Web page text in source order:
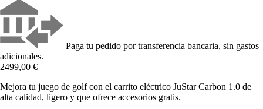
Paga tu pedido por transferencia bancaria, sin gastos
adicionales.
2499,00 €
Mejora tu juego de golf con el carrito eléctrico JuStar Carbon 1.0 de
alta calidad, ligero y que ofrece accesorios gratis.